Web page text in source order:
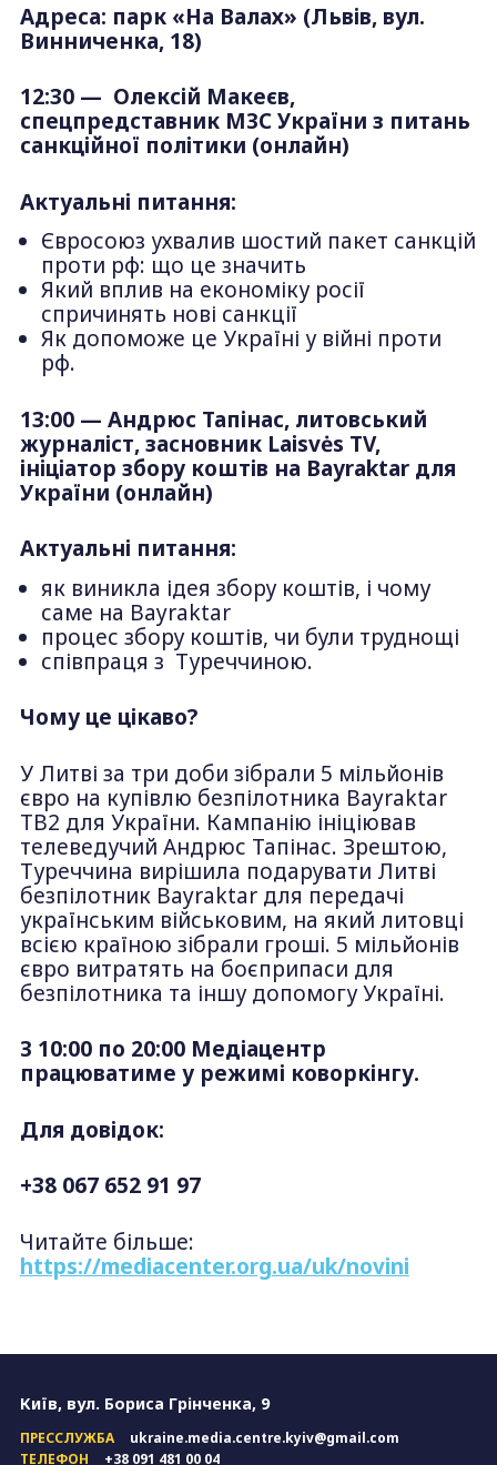
Адреса: парк «На Валах» (Львів, вул.
Винниченка, 18)
12:30 — Олексій Макеєв,
спецпредставник МЗС України з питань
санкційної політики (онлайн)
Актуальні питання:
Євросоюз ухвалив шостий пакет санкцій
проти рф: що це значить
Який вплив на економіку росії
спричинять нові санкції
Як допоможе це Україні у війні проти
рф.
13:00 — Андрюс Тапінас, литовський
журналіст, засновник Laisvės TV,
ініціатор збору коштів на Bayraktar для
України (онлайн)
Актуальні питання:
як виникла ідея збору коштів, і чому
саме на Bayraktar
процес збору коштів, чи були труднощі
співпраця з Туреччиною.
Чому це цікаво?
У Литві за три доби зібрали 5 мільйонів
євро на купівлю безпілотника Bayraktar
TB2 для України. Кампанію ініціював
телеведучий Андрюс Тапінас. Зрештою,
Туреччина вирішила подарувати Литві
безпілотник Bayraktar для передачі
українським військовим, на який литовці
всією країною зібрали гроші. 5 мільйонів
євро витратять на боєприпаси для
безпілотника та іншу допомогу Україні.
З 10:00 по 20:00 Медіацентр
працюватиме у режимі коворкінгу.
Для довідок:
+38 067 652 91 97
Читайте більше:
https://mediacenter.org.ua/uk/novini
Київ, вул. Бориса Грінченка, 9
ПРЕССЛУЖБА
ukraine.media.centre.kyiv@gmail.com
ТЕЛЕФОН
+38 091 481 00 04